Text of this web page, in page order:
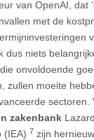
van OpenAI, dat
met de
dus niets
onvoldoende
zullen moeite
sectoren.
zakenbank Lazard
(IEA) 7 zijn